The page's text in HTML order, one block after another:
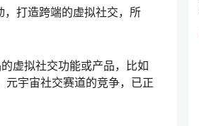
打造跨端的虚拟社交，所
虚拟社交功能或产品，比如
元宇宙社交赛道的竞争，已正